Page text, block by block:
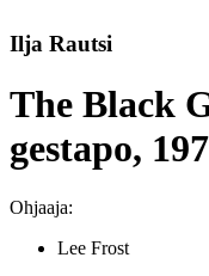
Ilja Rautsi
The Black
gestapo,
Ohjaaja:
Lee Frost